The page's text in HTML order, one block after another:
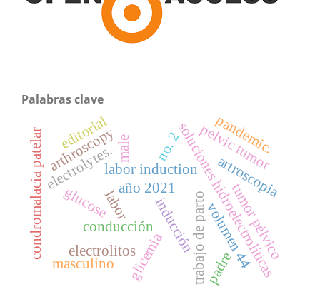
Palabras clave
inducción
conducción trabajo de parto
soluciones hidroelectrolíticas
glicemia
electrolitos
labor induction
labor
glucose
electrolytes.
condromalacia patelar artroscopia
arthroscopy
masculino
tumor pélvico
male pelvic tumor
editorial no. 2
volumen 44
año 2021
pandemic.
padre